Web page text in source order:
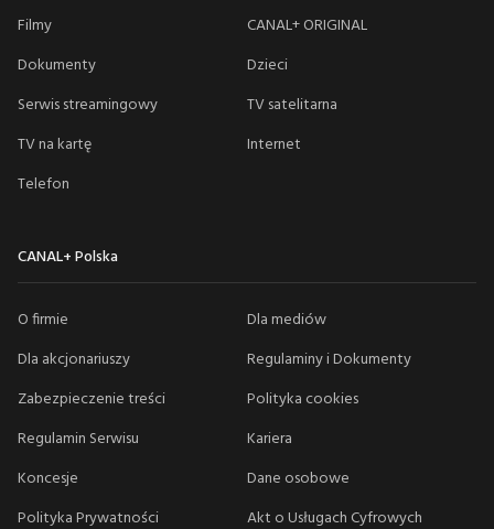
Filmy
CANAL+ ORIGINAL
Dokumenty
Dzieci
Serwis streamingowy
TV satelitarna
TV na kartę
Internet
Telefon
CANAL+ Polska
O firmie
Dla mediów
Dla akcjonariuszy
Regulaminy i Dokumenty
Zabezpieczenie treści
Polityka cookies
Regulamin Serwisu
Kariera
Koncesje
Dane osobowe
Polityka Prywatności
Akt o Usługach Cyfrowych